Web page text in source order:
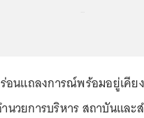
อนแถลงการณ์พร้อมอยู่เคีย
นวยการบริหาร สถาบันและ